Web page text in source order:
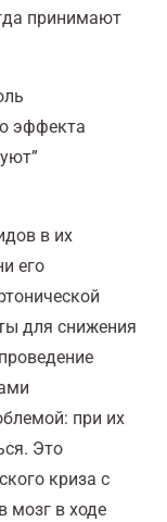
принимают
эффекта
в их
его
для снижения
при их
Это
криза с
мозг в ходе